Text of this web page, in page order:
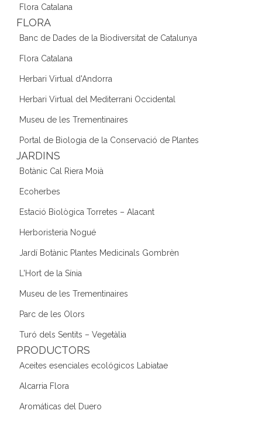
Flora Catalana
FLORA
Banc de Dades de la Biodiversitat de Catalunya
Flora Catalana
Herbari Virtual d'Andorra
Herbari Virtual del Mediterrani Occidental
Museu de les Trementinaires
Portal de Biologia de la Conservació de Plantes
JARDINS
Botànic Cal Riera Moià
Ecoherbes
Estació Biològica Torretes – Alacant
Herboristeria Nogué
Jardí Botànic Plantes Medicinals Gombrèn
L'Hort de la Sínia
Museu de les Trementinaires
Parc de les Olors
Turó dels Sentits – Vegetàlia
PRODUCTORS
Aceites esenciales ecológicos Labiatae
Alcarria Flora
Aromáticas del Duero